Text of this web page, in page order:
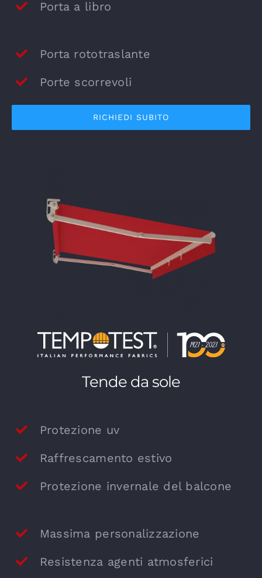
Porta a libro
Porta rototraslante
Porte scorrevoli
RICHIEDI SUBITO
Tende da sole
Protezione uv
Raffrescamento estivo
Protezione invernale del balcone
Massima personalizzazione
Resistenza agenti atmosferici